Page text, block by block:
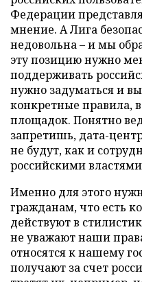
Федерации
мнение. А Лига
недовольна – и мы
эту позицию нужно
поддерживать
нужно задуматься и
конкретные правила,
площадок. Понятно
запретишь, дата-
не будут, как и
российскими
Именно для этого
гражданам, что есть
действуют в
не уважают наши
относятся к нашему
получают за счет